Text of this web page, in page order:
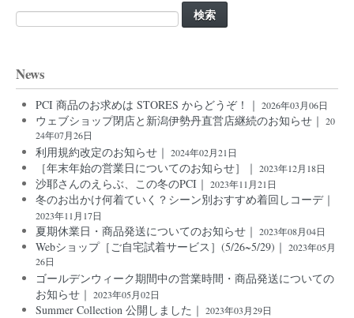
検
索:
News
PCI 商品のお求めは STORES からどうぞ！｜ 2026年03月06日
ウェブショップ閉店と新潟伊勢丹直営店継続のお知らせ｜ 20
24年07月26日
利用規約改定のお知らせ｜ 2024年02月21日
［年末年始の営業日についてのお知らせ］｜ 2023年12月18日
沙耶さんのえらぶ、この冬のPCI｜ 2023年11月21日
冬のお出かけ何着ていく？シーン別おすすめ着回しコーデ｜
2023年11月17日
夏期休業日・商品発送についてのお知らせ｜ 2023年08月04日
Webショップ［ご自宅試着サービス］(5/26~5/29)｜ 2023年05月
26日
ゴールデンウィーク期間中の営業時間・商品発送についての
お知らせ｜ 2023年05月02日
Summer Collection 公開しました｜ 2023年03月29日